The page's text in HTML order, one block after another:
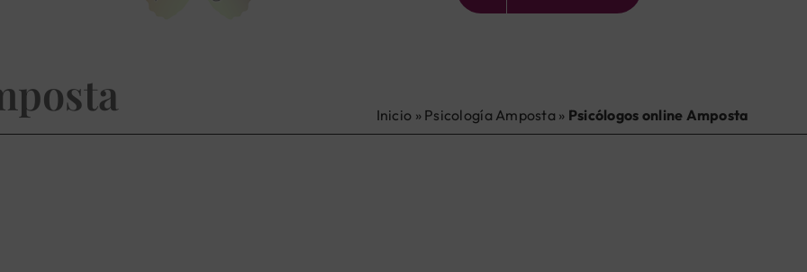
Inicio » Psicología Amposta » Psicólogos online Amposta